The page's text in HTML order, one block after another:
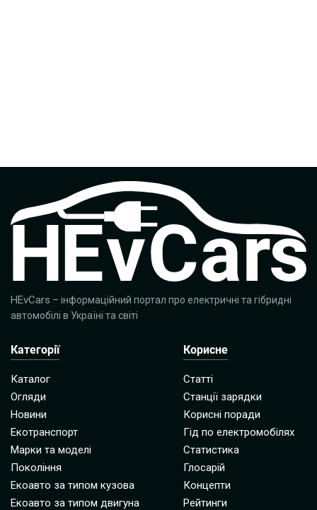
HEvCars – інформаційний портал про електричні та гібридні
автомобілі в Україні та світі
Категорії
Каталог
Огляди
Новини
Екотранспорт
Марки та моделі
Покоління
Екоавто за типом кузова
Екоавто за типом двигуна
Корисне
Статті
Станції зарядки
Корисні поради
Гід по електромобілях
Статистика
Глосарій
Концепти
Рейтинги